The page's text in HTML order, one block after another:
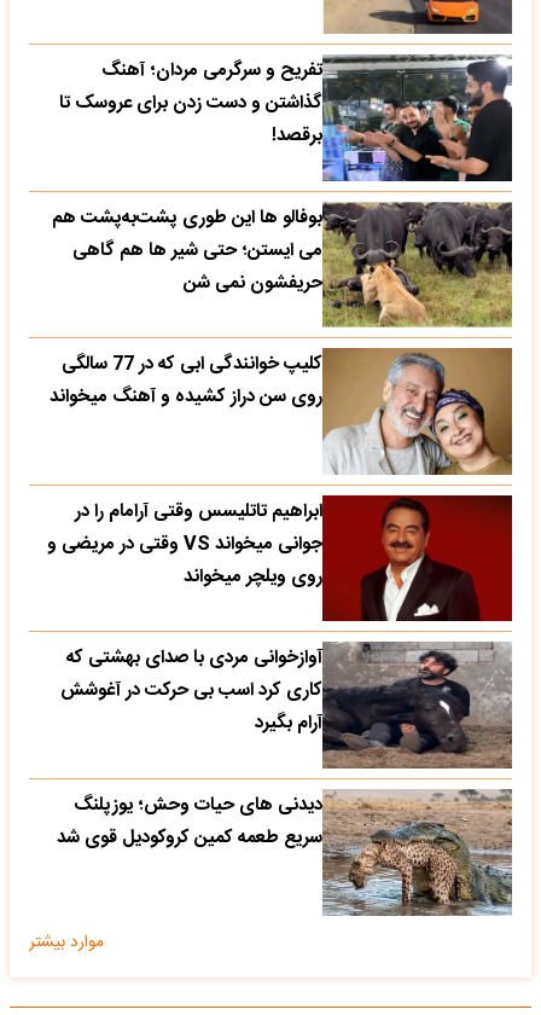
تفریح و سرگرمی مردان؛ آهنگ
گذاشتن و دست زدن برای عروسک تا
برقصد!
بوفالو ها این‌ طوری پشت‌به‌پشت هم
می‌ ایستن؛ حتی شیر ها هم گاهی
حریفشون نمی‌ شن
کلیپ خوانندگی ابی که در 77 سالگی
روی سن دراز کشیده و آهنگ میخواند
ابراهیم تاتلیسس وقتی آرامام را در
جوانی میخواند VS وقتی در مریضی و
روی ویلچر میخواند
آوازخوانی مردی با صدای بهشتی که
کاری کرد اسب بی حرکت در آغوشش
آرام بگیرد
دیدنی های حیات وحش؛ یوزپلنگ
سریع طعمه کمین کروکودیل قوی شد
موارد بیشتر